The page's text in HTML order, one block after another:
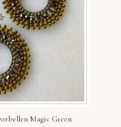
Magic Green